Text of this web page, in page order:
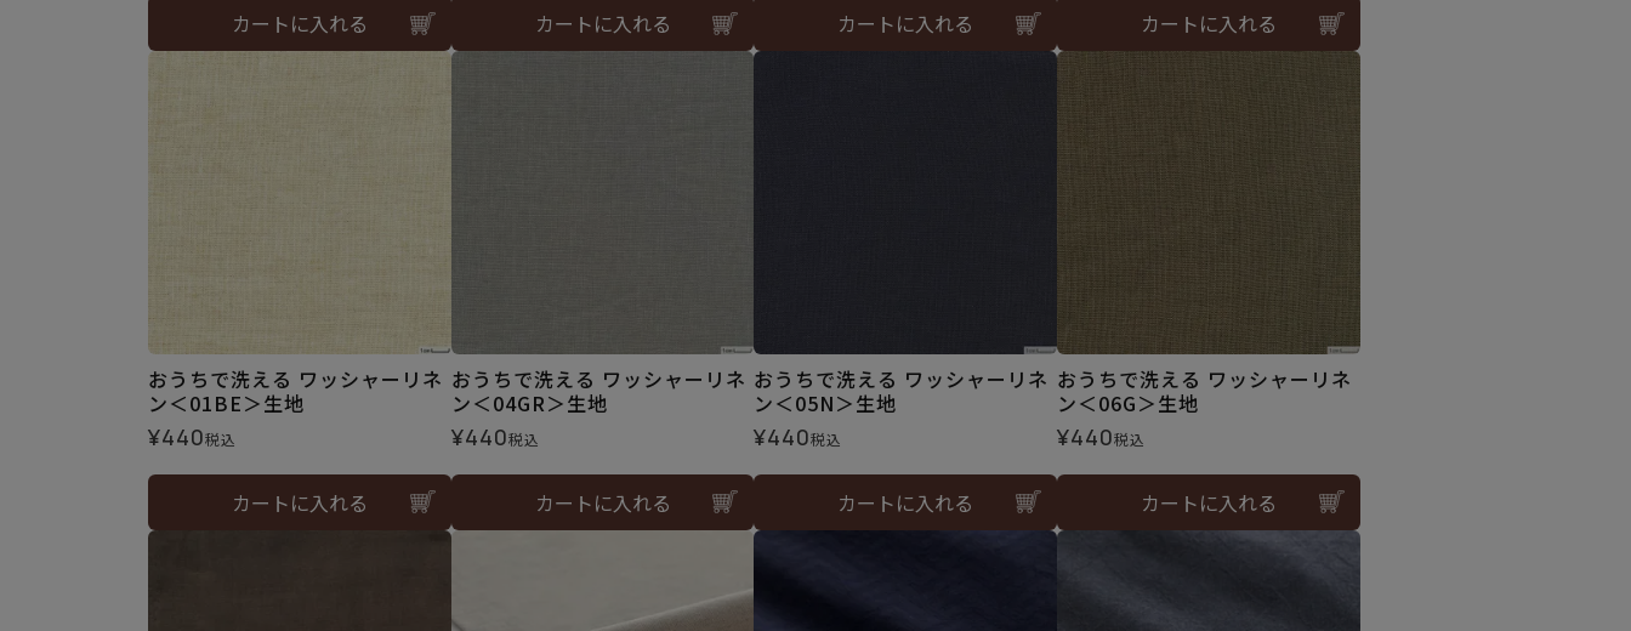
カートに入れる カートに入れる カートに入れる カートに入れる
おうちで洗える ワッシャーリネ
ン＜01BE＞生地
¥440税込
カートに入れる
おうちで洗える ワッシャーリネ
ン＜04GR＞生地
¥440税込
カートに入れる
おうちで洗える ワッシャーリネ
ン＜05N＞生地
¥440税込
カートに入れる
おうちで洗える ワッシャーリネ
ン＜06G＞生地
¥440税込
カートに入れる